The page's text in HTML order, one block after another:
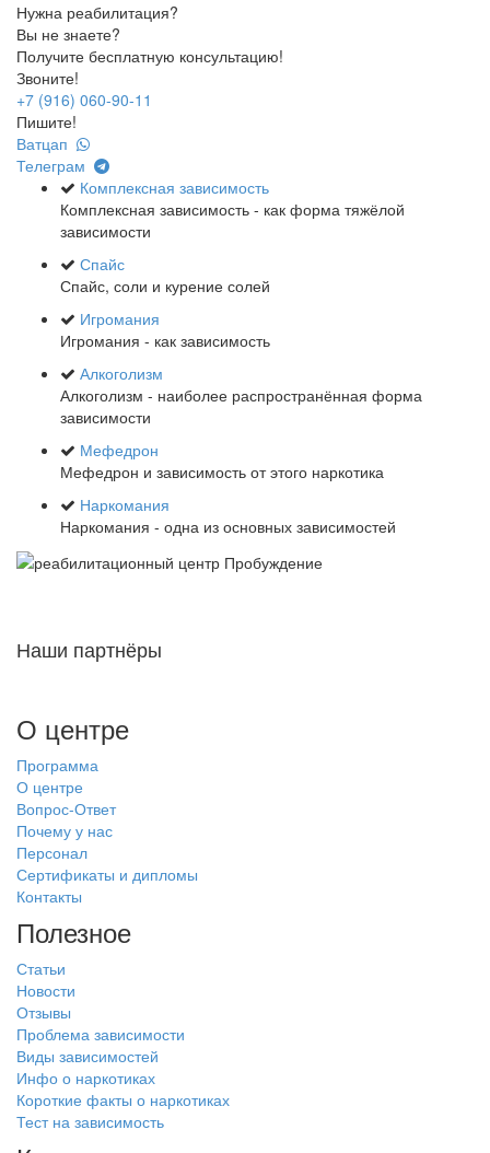
Нужна реабилитация?
Вы не знаете?
Получите бесплатную консультацию!
Звоните!
+7 (916) 060-90-11
Пишите!
Ватцап
Телеграм
Комплексная зависимость
Комплексная зависимость - как форма тяжёлой
зависимости
Спайс
Спайс, соли и курение солей
Игромания
Игромания - как зависимость
Алкоголизм
Алкоголизм - наиболее распространённая форма
зависимости
Мефедрон
Мефедрон и зависимость от этого наркотика
Наркомания
Наркомания - одна из основных зависимостей
Наши партнёры
О центре
Программа
О центре
Вопрос-Ответ
Почему у нас
Персонал
Сертификаты и дипломы
Контакты
Полезное
Статьи
Новости
Отзывы
Проблема зависимости
Виды зависимостей
Инфо о наркотиках
Короткие факты о наркотиках
Тест на зависимость